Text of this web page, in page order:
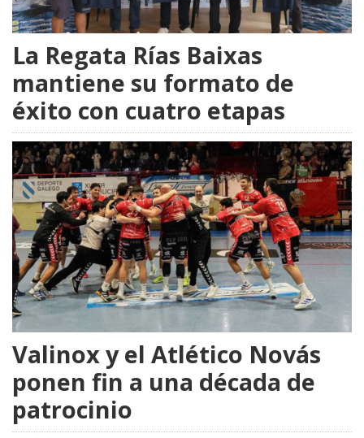
La Regata Rías Baixas
mantiene su formato de
éxito con cuatro etapas
Valinox y el Atlético Novás
ponen fin a una década de
patrocinio